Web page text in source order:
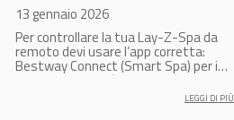
Hub: Come
collegare Lay-Z-
Spa allo
13 gennaio 2026
Per controllare la tua Lay-Z-Spa da
remoto devi usare l’app corretta:
Bestway Connect (Smart Spa) per i
modelli dal 2025 (codice V02) o
Bestway Smart Hub per i modelli fino
LEGGI DI PIÙ